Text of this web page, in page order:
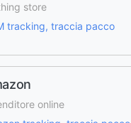
store
tracking, traccia pacco
online